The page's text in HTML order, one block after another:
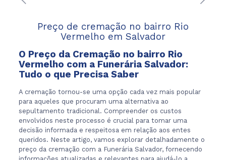
Preço de cremação no bairro Rio
Vermelho em Salvador
O Preço da Cremação no bairro Rio
Vermelho com a Funerária Salvador:
Tudo o que Precisa Saber
A cremação tornou-se uma opção cada vez mais popular
para aqueles que procuram uma alternativa ao
sepultamento tradicional. Compreender os custos
envolvidos neste processo é crucial para tomar uma
decisão informada e respeitosa em relação aos entes
queridos. Neste artigo, vamos explorar detalhadamente o
preço da cremação com a Funerária Salvador, fornecendo